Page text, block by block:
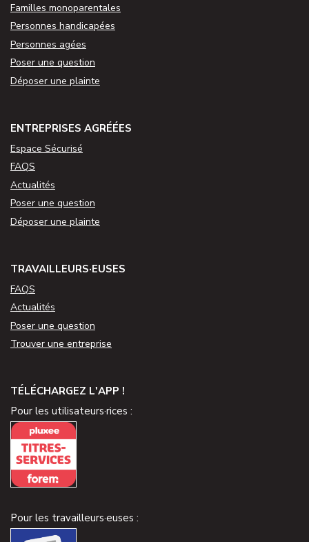
Familles monoparentales
Personnes handicapées
Personnes agées
Poser une question
Déposer une plainte
ENTREPRISES AGRÉÉES
Espace Sécurisé
FAQS
Actualités
Poser une question
Déposer une plainte
TRAVAILLEURS·EUSES
FAQS
Actualités
Poser une question
Trouver une entreprise
TÉLÉCHARGEZ L'APP !
Pour les utilisateurs·rices :
Pour les travailleurs·euses :